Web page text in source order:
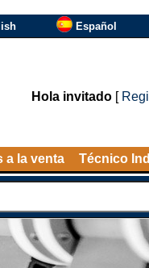
Español
Hola invitado[
a la venta Técnico